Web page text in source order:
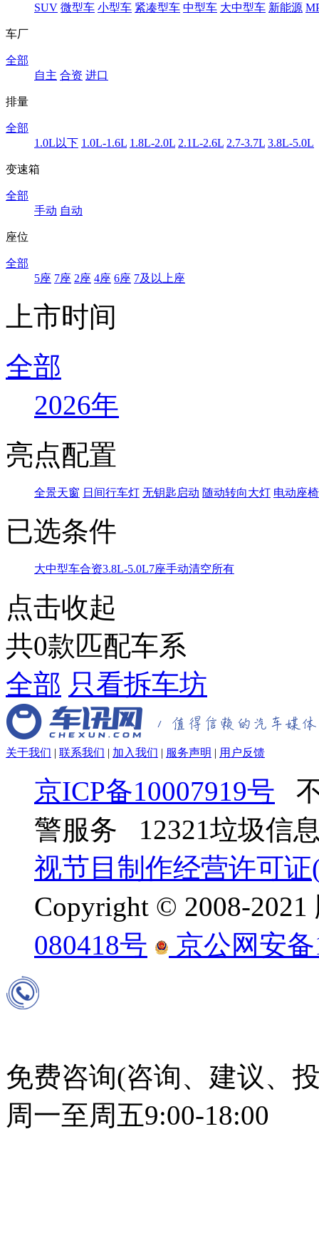
SUV 微型车 小型车 紧凑型车 中型车 大中型车 新能源
车厂
全部
自主 合资 进口
排量
全部
1.0L以下 1.0L-1.6L 1.8L-2.0L 2.1L-2.6L 2.7-3.7L 3.8L-5.0L
变速箱
全部
手动 自动
座位
全部
5座 7座 2座 4座 6座 7及以上座
上市时间
全部
2026年
亮点配置
全景天窗 日间行车灯 无钥匙启动 随动转向大灯 电动座椅
已选条件
大中型车合资3.8L-5.0L7座手动清空所有
点击收起
共0款匹配车系
全部 只看拆车坊
关于我们 | 联系我们 | 加入我们 | 服务声明 | 用户反馈
京ICP备10007919号
警服务 12321垃圾信
视节目制作经营许可证
Copyright © 2008-
080418号
京公网安备
免费咨询(咨询、建议、
周一至周五9:00-18:00